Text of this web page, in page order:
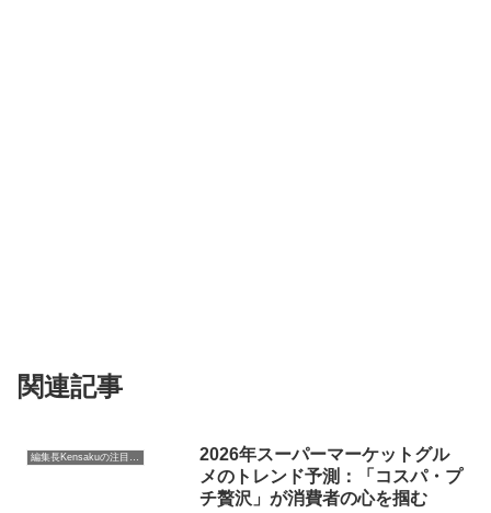
関連記事
2026年スーパーマーケットグル
メのトレンド予測：「コスパ・プ
チ贅沢」が消費者の心を掴む